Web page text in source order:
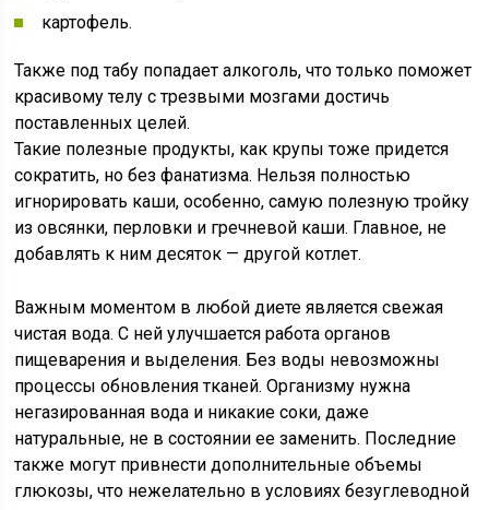
картофель.
Также под табу попадает алкоголь, что только поможет
красивому телу с трезвыми мозгами достичь
поставленных целей.
Такие полезные продукты, как крупы тоже придется
сократить, но без фанатизма. Нельзя полностью
игнорировать каши, особенно, самую полезную тройку
из овсянки, перловки и гречневой каши. Главное, не
добавлять к ним десяток — другой котлет.
Важным моментом в любой диете является свежая
чистая вода. С ней улучшается работа органов
пищеварения и выделения. Без воды невозможны
процессы обновления тканей. Организму нужна
негазированная вода и никакие соки, даже
натуральные, не в состоянии ее заменить. Последние
также могут привнести дополнительные объемы
глюкозы, что нежелательно в условиях безуглеводной